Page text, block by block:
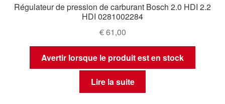
Régulateur de pression de carburant Bosch 2.0 HDI 2.2
HDI 0281002284
€61,00
Avertir lorsque le produit est en stock
Lire la suite